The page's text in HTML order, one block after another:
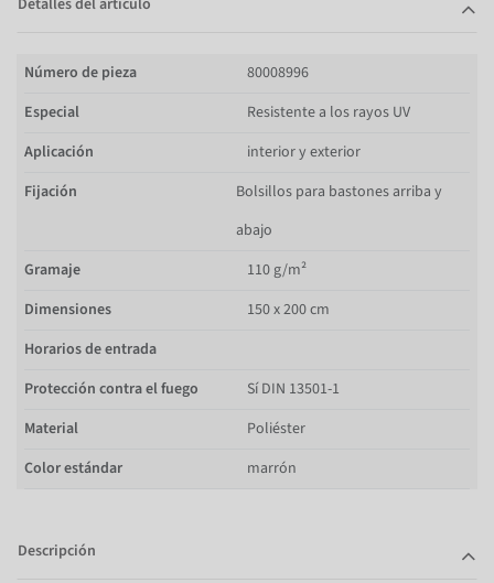
Número de pieza
80008996
Especial
Resistente a los rayos UV
Aplicación
interior y exterior
Fijación
Bolsillos para bastones arriba y
abajo
Gramaje
110 g/m²
Dimensiones
150 x 200 cm
Horarios de entrada
Protección contra el fuego
Sí DIN 13501-1
Material
Poliéster
Color estándar
marrón
Descripción